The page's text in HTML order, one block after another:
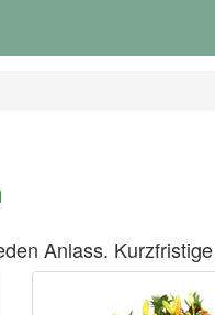
Anlass.